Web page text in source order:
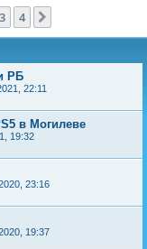
3 4
РБ
22:11
в Могилеве
19:32
23:16
19:37